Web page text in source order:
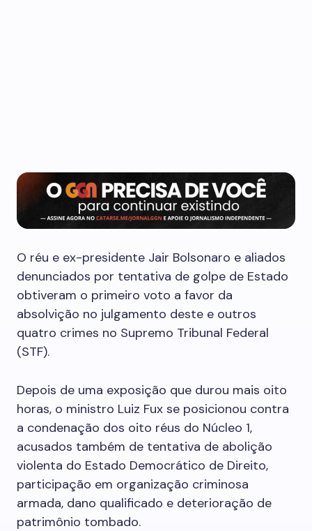
O réu e ex-presidente Jair Bolsonaro e aliados
denunciados por tentativa de golpe de Estado
obtiveram o primeiro voto a favor da
absolvição no julgamento deste e outros
quatro crimes no Supremo Tribunal Federal
(STF).
Depois de uma exposição que durou mais oito
horas, o ministro Luiz Fux se posicionou contra
a condenação dos oito réus do Núcleo 1,
acusados também de tentativa de abolição
violenta do Estado Democrático de Direito,
participação em organização criminosa
armada, dano qualificado e deterioração de
patrimônio tombado.